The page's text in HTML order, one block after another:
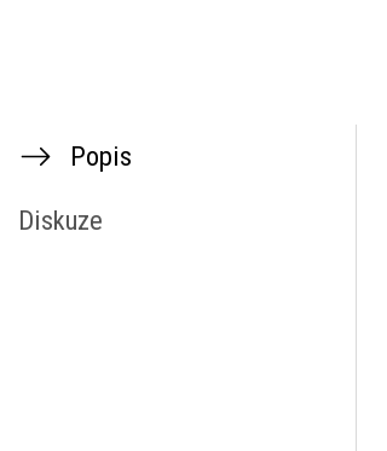
Popis
Diskuze